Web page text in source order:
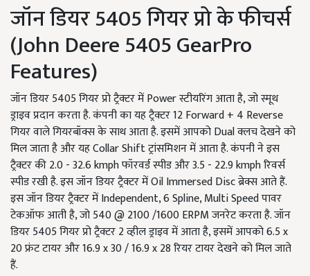
जॉन डियर 5405 गियर प्रो के फीचर्स
(John Deere 5405 GearPro
Features)
जॉन डियर 5405 गियर प्रो ट्रैक्टर में Power स्टीयरिंग आता है, जो स्मूथ
ड्राइव प्रदान करता है. कंपनी का यह ट्रैक्टर 12 Forward + 4 Reverse
गियर वाले गियरबॉक्स के साथ आता है. इसमें आपको Dual क्लच देखने को
मिल जाता है और यह Collar Shift ट्रांसमिशन में आता है. कंपनी ने इस
ट्रैक्टर की 2.0 - 32.6 kmph फॉरवर्ड स्पीड और 3.5 - 22.9 kmph रिवर्स
स्पीड रखी है. इस जॉन डियर ट्रैक्टर में Oil Immersed Disc ब्रेक्स आते हैं.
इस जॉन डियर ट्रैक्टर में Independent, 6 Spline, Multi Speed पावर
टेकऑफ आती है, जो 540 @ 2100 /1600 ERPM जनरेट करता है. जॉन
डियर 5405 गियर प्रो ट्रैक्टर 2 व्हील ड्राइव में आता है, इसमें आपको 6.5 x
20 फ्रंट टायर और 16.9 x 30 / 16.9 x 28 रियर टायर देखने को मिल जाते
हैं.